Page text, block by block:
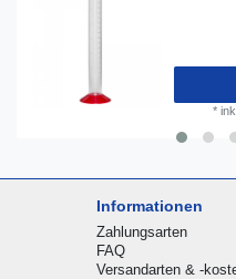
*
Informationen
Zahlungsarten
FAQ
Versandarten & -